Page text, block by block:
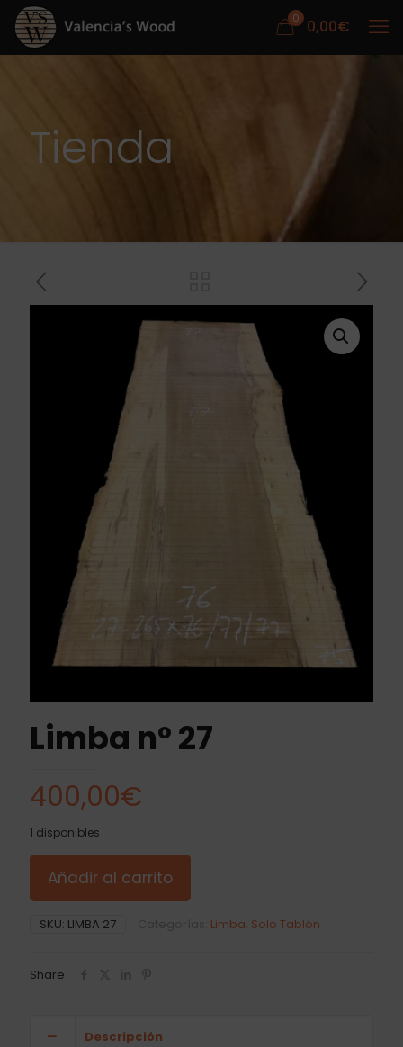
0 0,00€
Tienda
Limba nº 27
400,00€
1 disponibles
Añadir al carrito
SKU: LIMBA 27 Limba Solo Tablón
Share
Descripción